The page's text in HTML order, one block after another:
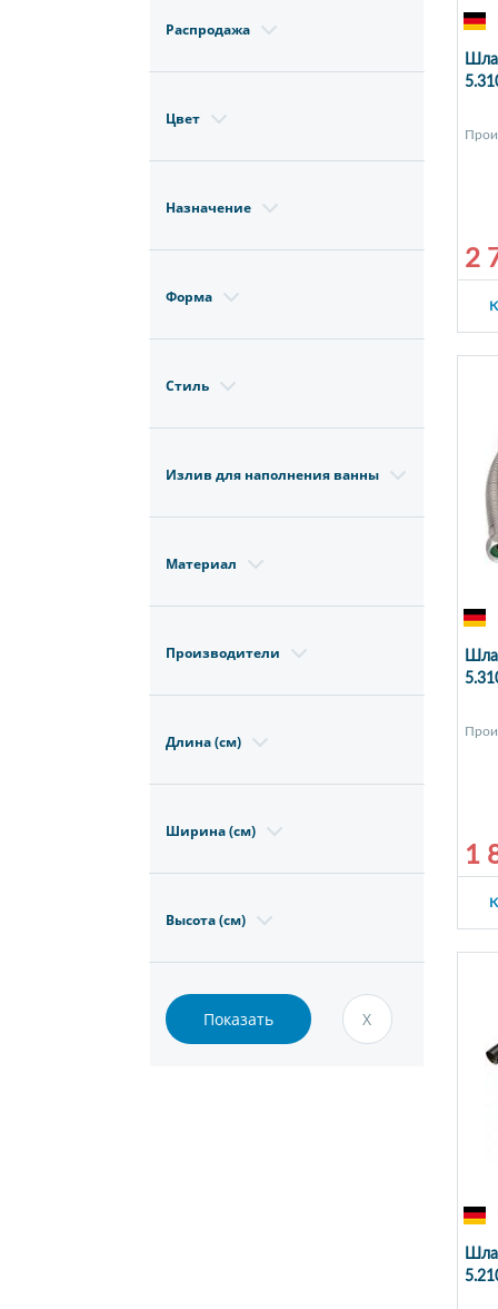
Распродажа
Цвет
Назначение
Форма
Стиль
Излив для наполнения ванны
Материал
Производители
Длина (см)
Ширина (см)
Высота (см)
2
1